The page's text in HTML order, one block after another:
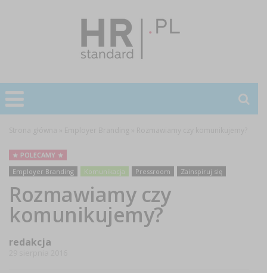
POLECAMY
Employer Branding
Komunikacja Pressroom Zainspiruj się
Rozmawiamy czy
komunikujemy?
redakcja